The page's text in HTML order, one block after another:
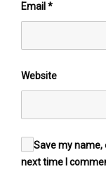
Email *
Website
Save my
next time I